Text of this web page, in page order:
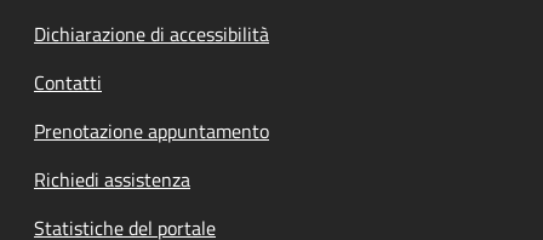
Dichiarazione di accessibilità
Contatti
Prenotazione appuntamento
Richiedi assistenza
Statistiche del portale